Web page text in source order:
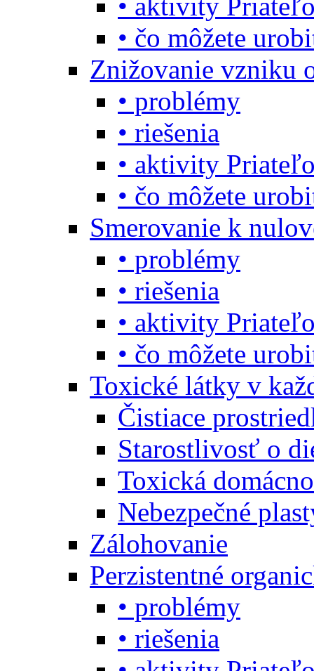
• čo môžete
Znižovanie vzniku
• problémy
• riešenia
• aktivity
• čo môžete
Smerovanie k
• problémy
• riešenia
• aktivity
• čo môžete
Toxické látky v
Čistiace
Starostlivosť o
Toxická
Nebezpečné
Zálohovanie
Perzistentné
• problémy
• riešenia